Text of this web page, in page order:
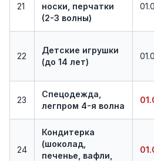
21
носки, перчатки
(2-3 волны)
22
Детские игрушки
(до 14 лет)
23
Спецодежда,
легпром 4-я волна
24
Кондитерка
(шоколад,
печенье, вафли,